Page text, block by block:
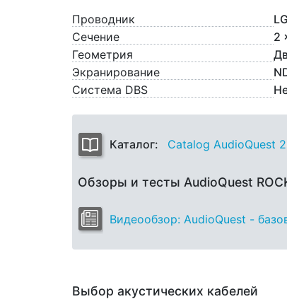
Проводник
Сечение
2
Геометрия
Экранирование
Система DBS
Каталог: Catalog AudioQuest
Обзоры и тесты AudioQuest
Видеообзор: AudioQuest -
Выбор акустических кабелей